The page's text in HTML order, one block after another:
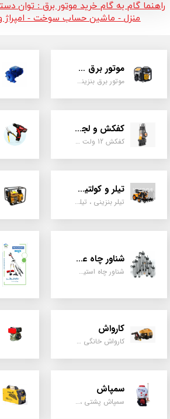
راهنما گام به گام خرید موتور برق : توان
منزل - ماشین حساب سوخت - امپراژ و
موتور برق و ژنراتور
موتور برق بنزینی، دیزلی ، گازی ، سه گانه سوز
کفکش و لجن کش
کفکش 12 ولت ، 220 ولت ، یک اینچ به بالا لجن کش کاتردار، لجن کش چدنی
تیلر و کولتیواتور
تیلر بنزینی ، تیلر دیزل، تیلر چهار چرخ، تیلر مزرعه و کشاورزی
شناور چاه عمیق
شناور چاه استیل ، تک فاز و سه فاز، یک اینچ به بالا
کارواش
کارواش خانگی و صنعتی و نیمه صنعتی
سمپاش
سمپاش پشتی ، زمبه ای ، فرغونی ، دستی ، موتوری